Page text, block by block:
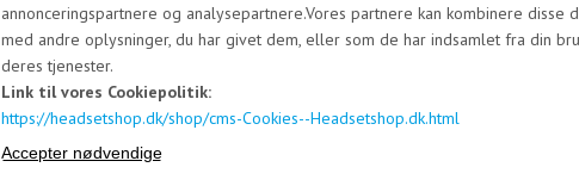
annonceringspartnere og analysepartnere.Vores partnere kan kombinere disse
med andre oplysninger, du har givet dem, eller som de har indsamlet fra din
deres tjenester.
Link til vores Cookiepolitik:
https://headsetshop.dk/shop/cms-Cookies--Headsetshop.dk.html
14 dages fuld returret
Har